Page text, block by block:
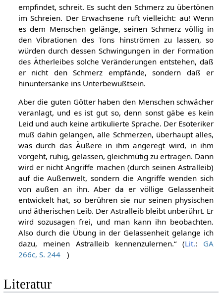
empfindet, schreit. Es sucht den Schmerz zu übertönen
im Schreien. Der Erwachsene ruft vielleicht: au! Wenn
es dem Menschen gelänge, seinen Schmerz völlig in
den Vibrationen des Tons hinströmen zu lassen, so
würden durch dessen Schwingungen in der Formation
des Ätherleibes solche Veränderungen entstehen, daß
er nicht den Schmerz empfände, sondern daß er
hinuntersänke ins Unterbewußtsein.
Aber die guten Götter haben den Menschen schwächer
veranlagt, und es ist gut so, denn sonst gäbe es kein
Leid und auch keine artikulierte Sprache. Der Esoteriker
muß dahin gelangen, alle Schmerzen, überhaupt alles,
was durch das Äußere in ihm angeregt wird, in ihm
vorgeht, ruhig, gelassen, gleichmütig zu ertragen. Dann
wird er nicht Angriffe machen (durch seinen Astralleib)
auf die Außenwelt, sondern die Angriffe wenden sich
von außen an ihn. Aber da er völlige Gelassenheit
entwickelt hat, so berühren sie nur seinen physischen
und ätherischen Leib. Der Astralleib bleibt unberührt. Er
wird sozusagen frei, und man kann ihn beobachten.
Also durch die Übung in der Gelassenheit gelange ich
dazu, meinen Astralleib kennenzulernen.“ (Lit.: GA
266c, S. 244
)
Literatur